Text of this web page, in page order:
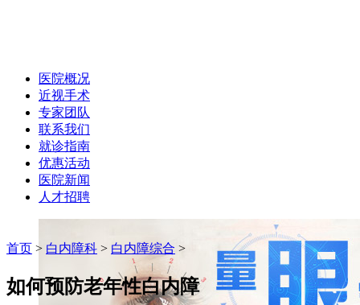
医院概况
近视手术
专家团队
联系我们
就诊指南
优惠活动
医院新闻
人才招聘
首页 > 白内障科 > 白内障综合 >
如何预防老年性白内障